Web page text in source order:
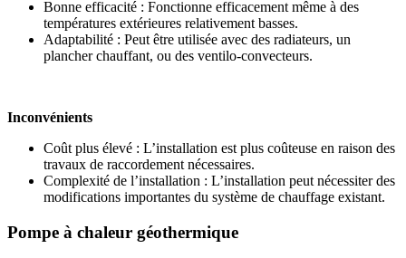
Bonne efficacité : Fonctionne efficacement même à des
températures extérieures relativement basses.
Adaptabilité : Peut être utilisée avec des radiateurs, un
plancher chauffant, ou des ventilo-convecteurs.
Inconvénients
Coût plus élevé : L’installation est plus coûteuse en raison des
travaux de raccordement nécessaires.
Complexité de l’installation : L’installation peut nécessiter des
modifications importantes du système de chauffage existant.
Pompe à chaleur géothermique